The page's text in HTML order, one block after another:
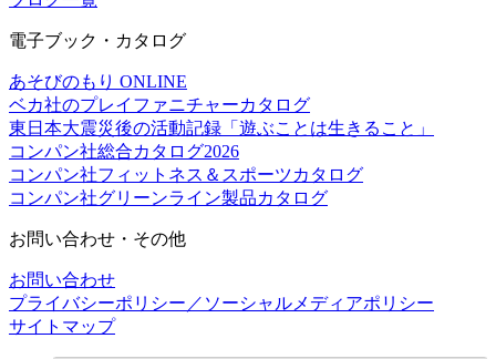
電子ブック・カタログ
あそびのもり ONLINE
ベカ社のプレイファニチャーカタログ
東日本大震災後の活動記録「遊ぶことは生きること」
コンパン社総合カタログ2026
コンパン社フィットネス＆スポーツカタログ
コンパン社グリーンライン製品カタログ
お問い合わせ・その他
お問い合わせ
プライバシーポリシー／ソーシャルメディアポリシー
サイトマップ